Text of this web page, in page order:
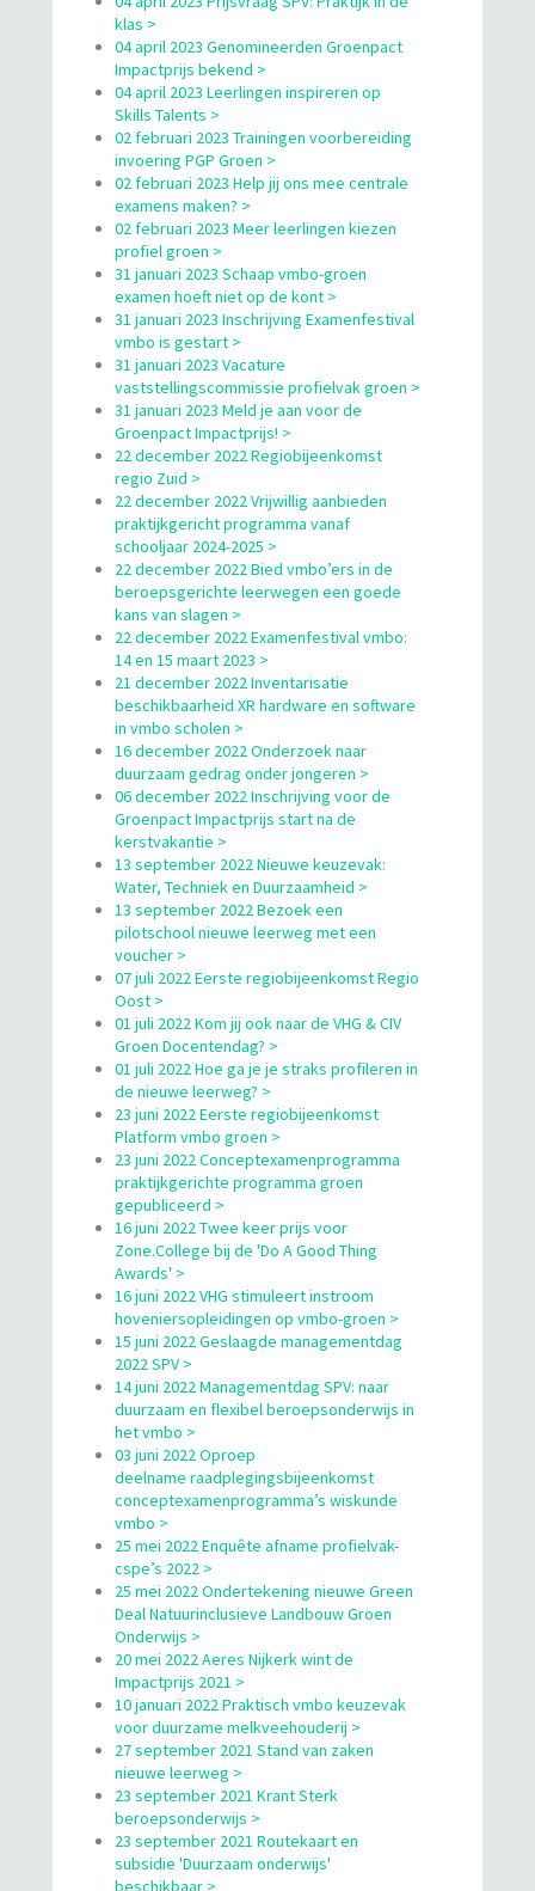
klas >
04 april 2023 Genomineerden Groenpact
Impactprijs bekend >
04 april 2023 Leerlingen inspireren op
Skills Talents >
02 februari 2023 Trainingen voorbereiding
invoering PGP Groen >
02 februari 2023 Help jij ons mee centrale
examens maken? >
02 februari 2023 Meer leerlingen kiezen
profiel groen >
31 januari 2023 Schaap vmbo-groen
examen hoeft niet op de kont >
31 januari 2023 Inschrijving Examenfestival
vmbo is gestart >
31 januari 2023 Vacature
vaststellingscommissie profielvak groen >
31 januari 2023 Meld je aan voor de
Groenpact Impactprijs! >
22 december 2022 Regiobijeenkomst
regio Zuid >
22 december 2022 Vrijwillig aanbieden
praktijkgericht programma vanaf
schooljaar 2024-2025 >
22 december 2022 Bied vmbo’ers in de
beroepsgerichte leerwegen een goede
kans van slagen >
22 december 2022 Examenfestival vmbo:
14 en 15 maart 2023 >
21 december 2022 Inventarisatie
beschikbaarheid XR hardware en software
in vmbo scholen >
16 december 2022 Onderzoek naar
duurzaam gedrag onder jongeren >
06 december 2022 Inschrijving voor de
Groenpact Impactprijs start na de
kerstvakantie >
13 september 2022 Nieuwe keuzevak:
Water, Techniek en Duurzaamheid >
13 september 2022 Bezoek een
pilotschool nieuwe leerweg met een
voucher >
07 juli 2022 Eerste regiobijeenkomst Regio
Oost >
01 juli 2022 Kom jij ook naar de VHG & CIV
Groen Docentendag? >
01 juli 2022 Hoe ga je je straks profileren in
de nieuwe leerweg? >
23 juni 2022 Eerste regiobijeenkomst
Platform vmbo groen >
23 juni 2022 Conceptexamenprogramma
praktijkgerichte programma groen
gepubliceerd >
16 juni 2022 Twee keer prijs voor
Zone.College bij de 'Do A Good Thing
Awards' >
16 juni 2022 VHG stimuleert instroom
hoveniersopleidingen op vmbo-groen >
15 juni 2022 Geslaagde managementdag
2022 SPV >
14 juni 2022 Managementdag SPV: naar
duurzaam en flexibel beroepsonderwijs in
het vmbo >
03 juni 2022 Oproep
deelname raadplegingsbijeenkomst
conceptexamenprogramma’s wiskunde
vmbo >
25 mei 2022 Enquête afname profielvak-
cspe’s 2022 >
25 mei 2022 Ondertekening nieuwe Green
Deal Natuurinclusieve Landbouw Groen
Onderwijs >
20 mei 2022 Aeres Nijkerk wint de
Impactprijs 2021 >
10 januari 2022 Praktisch vmbo keuzevak
voor duurzame melkveehouderij >
27 september 2021 Stand van zaken
nieuwe leerweg >
23 september 2021 Krant Sterk
beroepsonderwijs >
23 september 2021 Routekaart en
subsidie 'Duurzaam onderwijs'